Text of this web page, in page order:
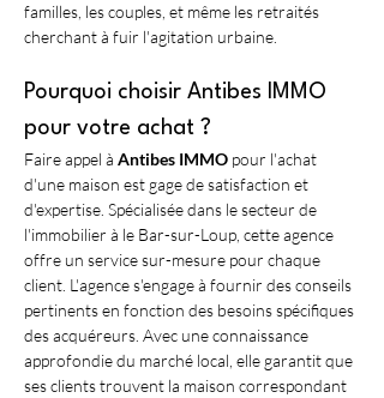
familles, les couples, et même les retraités
cherchant à fuir l'agitation urbaine.
Pourquoi choisir Antibes IMMO
pour votre achat ?
Faire appel à Antibes IMMO pour l'achat
d'une maison est gage de satisfaction et
d'expertise. Spécialisée dans le secteur de
l'immobilier à le Bar-sur-Loup, cette agence
offre un service sur-mesure pour chaque
client. L'agence s'engage à fournir des conseils
pertinents en fonction des besoins spécifiques
des acquéreurs. Avec une connaissance
approfondie du marché local, elle garantit que
ses clients trouvent la maison correspondant